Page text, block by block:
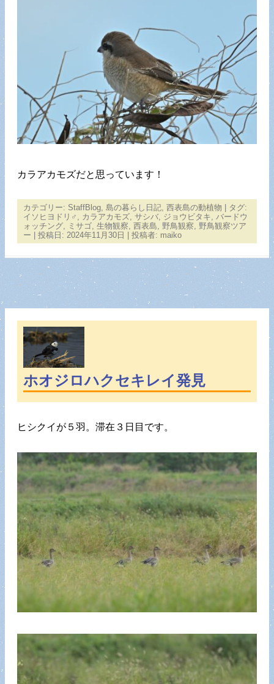
カラアカモズだと思っています！
カテゴリー: StaffBlog 島の暮らし日記 西表島の動植物 | タグ:
イソヒヨドリ♂
カラアカモズ サシバ ジョウビタキ
バードウ
ォッチング
ミサゴ 生物観察 西表島 野鳥観察
野鳥観察ツア
ー | 投稿日: 2024年11月30日 投稿者: maiko
ホオジロハクセキレイ発見
ヒシクイが５羽。滞在３日目です。